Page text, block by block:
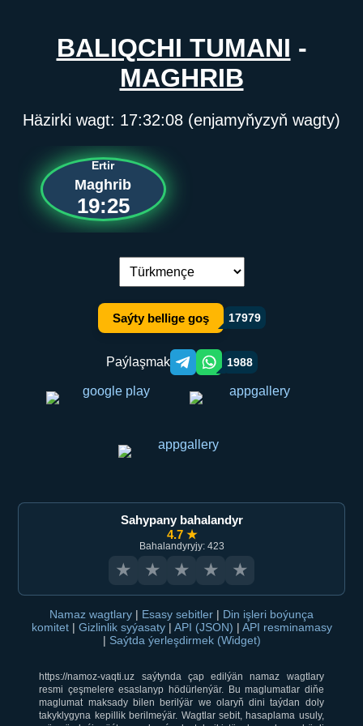
BALIQCHI TUMANI -
MAGHRIB
Häzirki wagt: 17:32:08 (enjamyňyzyň wagty)
Ertir
Maghrib
19:25
Dil çalşyryş:
Saýty bellige goş 17979
Paýlaşmak Telegram orqali ulashish
WhatsApp orqali ulashish
1988
Sahypany bahalandyr
4.7 ★
Bahalandyryjy: 423
★ ★ ★ ★ ★
Namaz wagtlary | Esasy sebitler | Din işleri boýunça
komitet | Gizlinlik syýasaty | API (JSON) | API resminamasy
| Saýtda ýerleşdirmek (Widget)
https://namoz-vaqti.uz saýtynda çap edilýän namaz wagtlary
resmi çeşmelere esaslanyp hödürlenýär. Bu maglumatlar diňe
maglumat maksady bilen berilýär we olaryň dini taýdan doly
takyklygyna kepillik berilmeýär. Wagtlar sebit, hasaplama usuly,